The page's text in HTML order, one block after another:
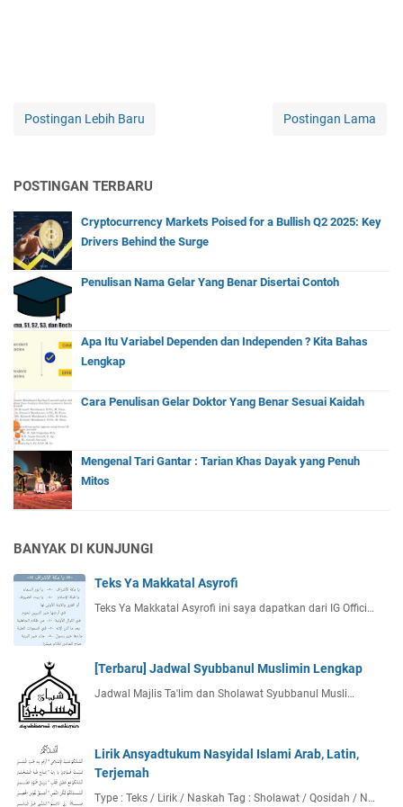
Postingan Lebih Baru Postingan Lama
POSTINGAN TERBARU
Cryptocurrency Markets Poised for a Bullish Q2 2025: Key
Drivers Behind the Surge
Penulisan Nama Gelar Yang Benar Disertai Contoh
Apa Itu Variabel Dependen dan Independen ? Kita Bahas
Lengkap
Cara Penulisan Gelar Doktor Yang Benar Sesuai Kaidah
Mengenal Tari Gantar : Tarian Khas Dayak yang Penuh
Mitos
BANYAK DI KUNJUNGI
Teks Ya Makkatal Asyrofi
Teks Ya Makkatal Asyrofi ini saya dapatkan dari IG Offici…
[Terbaru] Jadwal Syubbanul Muslimin Lengkap
Jadwal Majlis Ta'lim dan Sholawat Syubbanul Musli…
Lirik Ansyadtukum Nasyidal Islami Arab, Latin,
Terjemah
Type : Teks / Lirik / Naskah Tag : Sholawat / Qosidah / N…